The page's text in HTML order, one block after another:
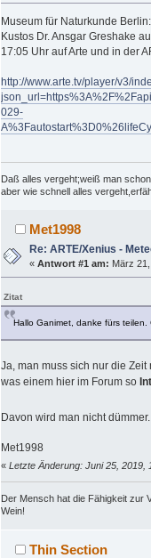
Museum für Naturkunde
Kustos Dr. Ansgar Greshake
17:05 Uhr auf Arte und in der
http://www.arte.tv/player/v3/
029-
Daß alles vergeht;weiß man
aber wie schnell alles
Met1998
Re: ARTE/Xenius -
«Antwort #1 am: März
Zitat
Hallo Ganimet, danke fürs
Ja, man muss sich nur die Zeit
was einem hier im Forum so
Davon wird man nicht dümmer.
Met1998
« Letzte Änderung: Juni 25,
Der Mensch hat die Fähigkeit zur
Wein!
Thin Section